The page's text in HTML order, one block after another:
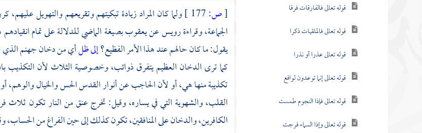
قوله تعالى فالفارقات فرقا
قوله تعالى فالملقيات ذكرا
قوله تعالى عذرا أو نذرا
قوله تعالى إنما توعدون لواقع
قوله تعالى فإذا النجوم طمست
قوله تعالى وإذا السماء فرجت
[ص: ولما كان المراد زيادة تبكيتهم وتقريعهم والتهويل عليهم،
الجماعة، وقراءةرويسعنيعقوببصيغة الماضي للدلالة على تمام
يقول: ما كان حالهم عند هذا الأمر الفظيع؟إلى ظلأي من دخان جهنم الذي
كما ترى الدخان العظيم يتفرق ذوائب، وخصوصية الثلاث لأن التكذيب
تكذيبة منها هي، أو لأن الحاجب عن أنوار القدس الحس والخيال والوهم، أو
القلب، والشهوية التي في يساره، وقيل: تخرج عنق من النار تكون ثلاث
الكافرين، والدخان على المنافقين، تكون كذلك إلى حين الفراغ من الحساب،